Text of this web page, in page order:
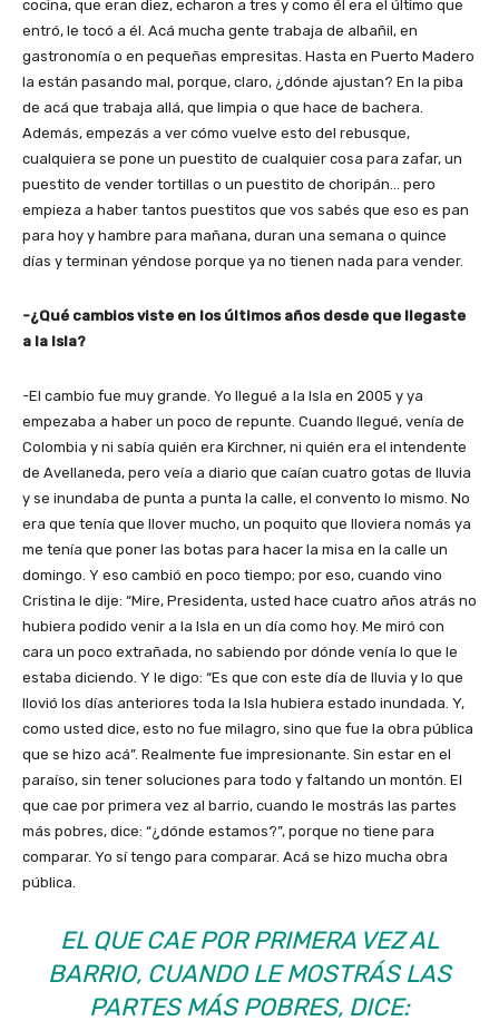
cocina, que eran diez, echaron a tres y como él era el último que
entró, le tocó a él. Acá mucha gente trabaja de albañil, en
gastronomía o en pequeñas empresitas. Hasta en Puerto Madero
la están pasando mal, porque, claro, ¿dónde ajustan? En la piba
de acá que trabaja allá, que limpia o que hace de bachera.
Además, empezás a ver cómo vuelve esto del rebusque,
cualquiera se pone un puestito de cualquier cosa para zafar, un
puestito de vender tortillas o un puestito de choripán… pero
empieza a haber tantos puestitos que vos sabés que eso es pan
para hoy y hambre para mañana, duran una semana o quince
días y terminan yéndose porque ya no tienen nada para vender.
-¿Qué cambios viste en los últimos años desde que llegaste
a la Isla?
-El cambio fue muy grande. Yo llegué a la Isla en 2005 y ya
empezaba a haber un poco de repunte. Cuando llegué, venía de
Colombia y ni sabía quién era Kirchner, ni quién era el intendente
de Avellaneda, pero veía a diario que caían cuatro gotas de lluvia
y se inundaba de punta a punta la calle, el convento lo mismo. No
era que tenía que llover mucho, un poquito que lloviera nomás ya
me tenía que poner las botas para hacer la misa en la calle un
domingo. Y eso cambió en poco tiempo; por eso, cuando vino
Cristina le dije: “Mire, Presidenta, usted hace cuatro años atrás no
hubiera podido venir a la Isla en un día como hoy. Me miró con
cara un poco extrañada, no sabiendo por dónde venía lo que le
estaba diciendo. Y le digo: “Es que con este día de lluvia y lo que
llovió los días anteriores toda la Isla hubiera estado inundada. Y,
como usted dice, esto no fue milagro, sino que fue la obra pública
que se hizo acá”. Realmente fue impresionante. Sin estar en el
paraíso, sin tener soluciones para todo y faltando un montón. El
que cae por primera vez al barrio, cuando le mostrás las partes
más pobres, dice: “¿dónde estamos?”, porque no tiene para
comparar. Yo sí tengo para comparar. Acá se hizo mucha obra
pública.
EL QUE CAE POR PRIMERA VEZ AL
BARRIO, CUANDO LE MOSTRÁS LAS
PARTES MÁS POBRES, DICE: